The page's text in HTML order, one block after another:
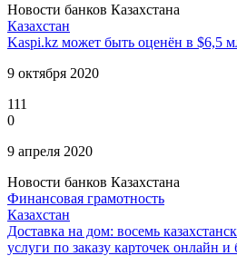
Новости банков Казахстана
Казахстан
Kaspi.kz может быть оценён в $6,5
9 октября 2020
111
0
9 апреля 2020
Новости банков Казахстана
Финансовая грамотность
Казахстан
Доставка на дом: восемь
услуги по заказу карточек онлайн и